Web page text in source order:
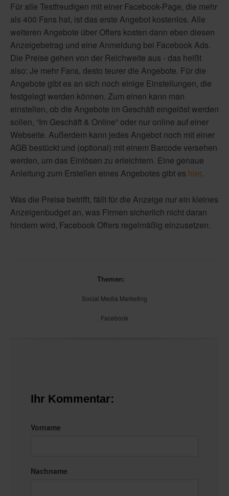
Für alle Testfreudigen mit einer Facebook-Page, die mehr
als 400 Fans hat, ist das erste Angebot kostenlos. Alle
weiteren Angebote über Offers kosten dann eben diesen
Anzeigebetrag und eine Anmeldung bei Facebook Ads.
Die Preise gehen von der Reichweite aus - das heißt
also: Je mehr Fans, desto teurer die Angebote. Für die
Angebote gibt es an sich noch einige Einstellungen, die
festgelegt werden können. Zum einen kann man
einstellen, ob die Angebote im Geschäft eingelöst werden
sollen, “Im Geschäft & Online” oder nur online auf einer
Webseite. Außerdem kann jedes Angebot noch mit einer
AGB bestückt und (optional) mit einem Barcode versehen
werden, um das Einlösen zu erleichtern. Eine genaue
Anleitung zum Erstellen eines Angebotes gibt es hier.
Was die Preise betrifft, fällt für die Anzeige nur ein kleines
Anzeigenbudget an, was Firmen sicherlich nicht daran
hindern wird, Facebook Offers regelmäßig einzusetzen.
Themen:
Social Media Marketing
Facebook
Ihr Kommentar:
Vorname
Nachname